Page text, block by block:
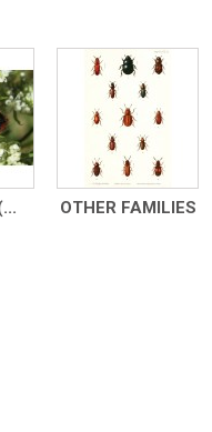
OTHER FAMILIES